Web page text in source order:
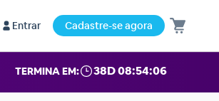
Entrar Cadastre-se agora
TERMINA EM: 38D 08:54:05